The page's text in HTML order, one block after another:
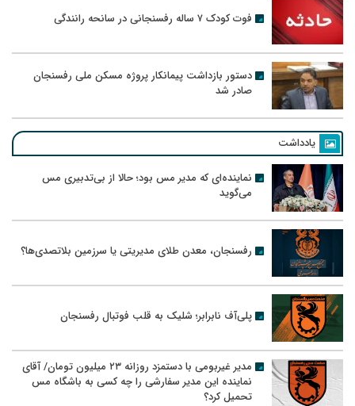
فوت کودک ۷ ساله رفسنجانی در سانحه رانندگی
دستور بازداشت پیمانکار پروژه مسکن ملی رفسنجان
صادر شد
یادداشت
نماینده‌ای که مدیر مس بود؛ حالا از بی‌تدبیری مس
می‌گوید
رفسنجان، معدن طلای مدیریتی یا سرزمین بلاتصدی‌ها؟
پلی‌آف نابرابر؛ شلیک به قلب فوتبال رفسنجان
مدیر غیربومی با دستمزد روزانه ۲۳ میلیون تومان/ آقای
نماینده این مدیر سفارشی را چه کسی به باشگاه مس
تحمیل کرد؟